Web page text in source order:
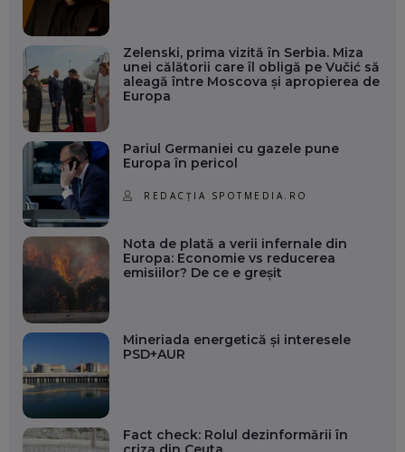
Zelenski, prima vizită în Serbia. Miza
unei călătorii care îl obligă pe Vučić să
aleagă între Moscova și apropierea de
Europa
Pariul Germaniei cu gazele pune
Europa în pericol
REDACȚIA SPOTMEDIA.RO
Nota de plată a verii infernale din
Europa: Economie vs reducerea
emisiilor? De ce e greșit
Mineriada energetică și interesele
PSD+AUR
Fact check: Rolul dezinformării în